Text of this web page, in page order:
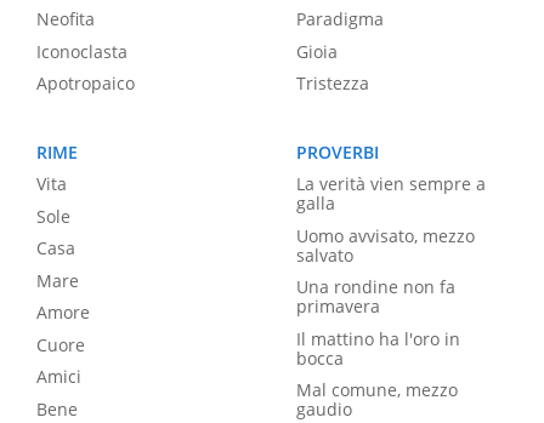
Neofita
Iconoclasta
Apotropaico
Paradigma
Gioia
Tristezza
RIME
Vita
Sole
Casa
Mare
Amore
Cuore
Amici
Bene
PROVERBI
La verità vien sempre a
galla
Uomo avvisato, mezzo
salvato
Una rondine non fa
primavera
Il mattino ha l'oro in
bocca
Mal comune, mezzo
gaudio